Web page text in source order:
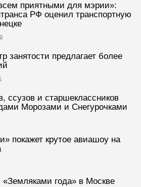
приятными для мэрии»:
РФ оценил транспортную
занятости предлагает более
ссузов и старшеклассников
Морозами и Снегурочками
покажет крутое авиашоу на
года» в Москве